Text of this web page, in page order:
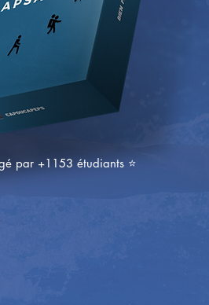
par +1153 étudiants ⭐